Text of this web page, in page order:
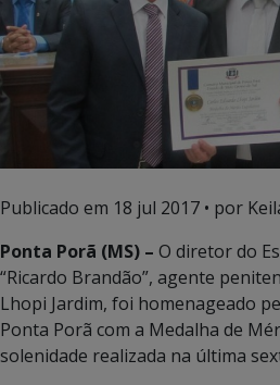
Publicado em 18 jul 2017 • por
Ponta Porã (MS) – O diretor do
“Ricardo Brandão”, agente
Lhopi Jardim, foi homenageado
Ponta Porã com a Medalha de
solenidade realizada na última